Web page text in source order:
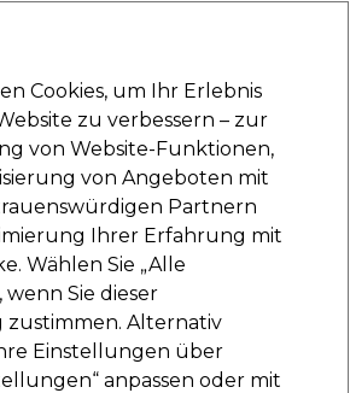
Anmelden
Elektrogeräte Saloneinrichtung
und Lieferzeiten
– mehr erfahren
Cookies, um Ihr Erlebnis
zu verbessern – zur
von Website-Funktionen,
von Angeboten mit
Partnern
Ihrer Erfahrung mit
Wählen Sie „Alle
wenn Sie dieser
zustimmen. Alternativ
Einstellungen über
anpassen oder mit